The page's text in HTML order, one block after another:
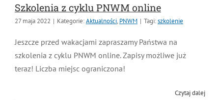
Szkolenia z cyklu PNWM online
27 maja 2022 | Kategorie:Aktualności, PNWM | Tagi:szkolenie
Jeszcze przed wakacjami zapraszamy Państwa na
szkolenia z cyklu PNWM online. Zapisy możliwe już
teraz! Liczba miejsc ograniczona!
Czytaj dalej